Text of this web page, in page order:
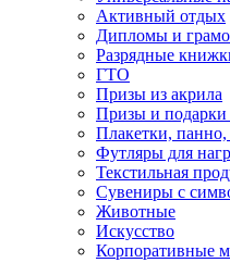
Активный отдых
Дипломы и
Разрядные
ГТО
Призы из акрила
Призы и подарки
Плакетки, панно,
Футляры для
Текстильная
Сувениры с
Животные
Искусство
Корпоративные